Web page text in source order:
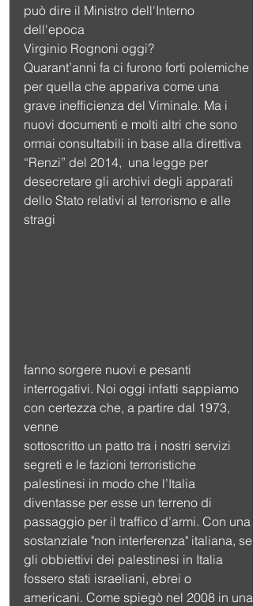
può dire il Ministro dell'Interno
dell'epoca
Virginio Rognoni oggi?
Quarant’anni fa ci furono forti polemiche
per quella che appariva come una
grave inefficienza del Viminale. Ma i
nuovi documenti e molti altri che sono
ormai consultabili in base alla direttiva
“Renzi” del 2014,  una legge per
desecretare gli archivi degli apparati
dello Stato relativi al terrorismo e alle
stragi
fanno sorgere nuovi e pesanti
interrogativi. Noi oggi infatti sappiamo
con certezza che, a partire dal 1973,
venne
sottoscritto un patto tra i nostri servizi
segreti e le fazioni terroristiche
palestinesi in modo che l’Italia
diventasse per esse un terreno di
passaggio per il traffico d’armi. Con una
sostanziale "non interferenza" italiana, se
gli obbiettivi dei palestinesi in Italia
fossero stati israeliani, ebrei o
americani. Come spiegò nel 2008 in una